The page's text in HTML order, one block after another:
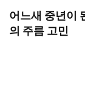
어느새 중년이
의 주름 고민